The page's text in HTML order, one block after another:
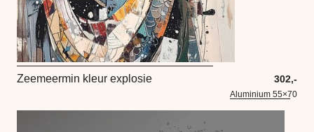
Zeemeermin kleur explosie 302,-
Aluminium 55×70